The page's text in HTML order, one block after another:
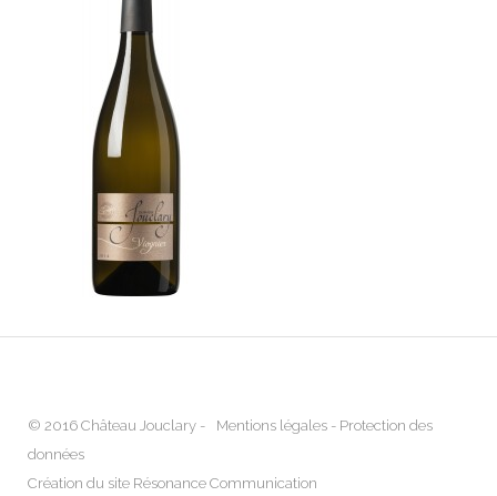
© 2016 Château Jouclary - Mentions légales - Protection des
données
Création du site Résonance Communication